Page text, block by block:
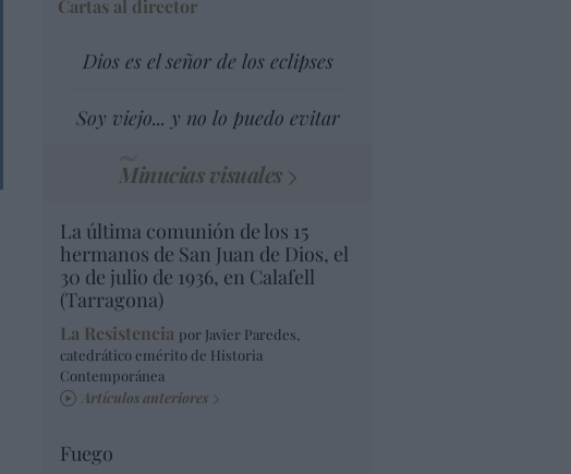
Cartas al director
Dios es el señor de los eclipses
Soy viejo... y no lo puedo evitar
Minucias visuales
La última comunión de los 15
hermanos de San Juan de Dios, el
30 de julio de 1936, en Calafell
(Tarragona)
La Resistencia por Javier Paredes,
catedrático emérito de Historia
Contemporánea
Artículos anteriores
Fuego